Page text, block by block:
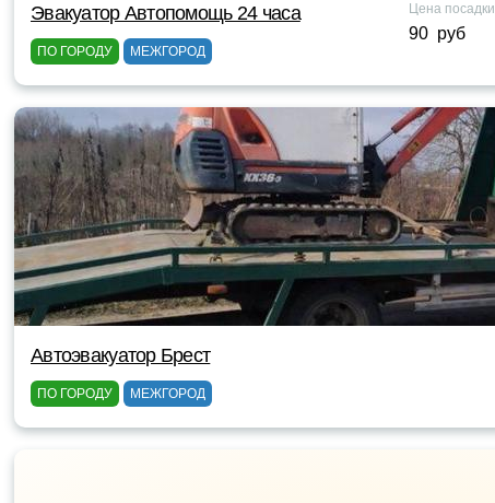
Эвакуатор Автопомощь 24 часа
ПО ГОРОДУ МЕЖГОРОД
Цена посадки
90 руб
Автоэвакуатор Брест
ПО ГОРОДУ МЕЖГОРОД